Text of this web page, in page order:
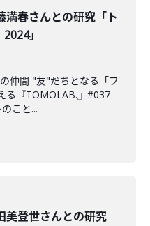
春さんとの研究「ト
」
仲間 "友"だちとなる「フ
る『TOMOLAB.』#037
こと...
登世さんとの研究